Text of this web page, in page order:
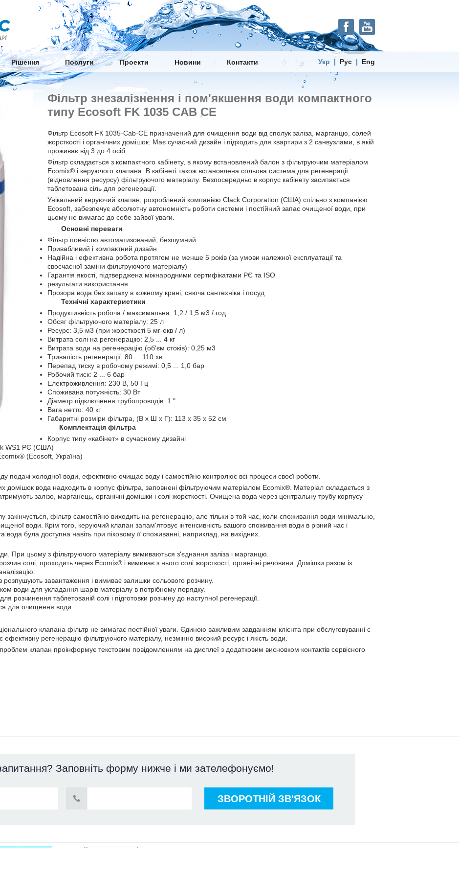
Рішення | Послуги | Проекти Новини Контакти Укр | Рус | Eng
Фільтр знезалізнення і пом'якшення води компактного
типу Ecosoft FK 1035 CAB CE
Фільтр Ecosoft FК 1035-Cab-CE призначений для очищення води від сполук заліза, марганцю, солей
жорсткості і органічних домішок. Має сучасний дизайн і підходить для квартири з 2 санвузлами, в якій
проживає від 3 до 4 осіб.
Фільтр складається з компактного кабінету, в якому встановлений балон з фільтруючим матеріалом
Ecomix® і керуючого клапана. В кабінеті також встановлена ​​сольова система для регенерації
(відновлення ресурсу) фільтруючого матеріалу. Безпосередньо в корпус кабінету засипається
таблетована сіль для регенерації.
Унікальний керуючий клапан, розроблений компанією Clack Corporation (США) спільно з компанією
Ecosoft, забезпечує абсолютну автономність роботи системи і постійний запас очищеної води, при
цьому не вимагає до себе зайвої уваги.
Основні переваги
Фільтр повністю автоматизований, безшумний
Привабливий і компактний дизайн
Надійна і ефективна робота протягом не менше 5 років (за умови належної експлуатації та
своєчасної заміни фільтруючого матеріалу)
Гарантія якості, підтверджена міжнародними сертифікатами РЄ та ISO
результати використання
Прозора вода без запаху в кожному крані, сяюча сантехніка і посуд
Технічні характеристики
Продуктивність робоча / максимальна: 1,2 / 1,5 м3 / год
Обсяг фільтруючого матеріалу: 25 л
Ресурс: 3,5 м3 (при жорсткості 5 мг-екв / л)
Витрата солі на регенерацію: 2,5 ... 4 кг
Витрата води на регенерацію (об'єм стоків): 0,25 м3
Тривалість регенерації: 80 ... 110 хв
Перепад тиску в робочому режимі: 0,5 ... 1,0 бар
Робочий тиск: 2 ... 6 бар
Електроживлення: 230 В, 50 Гц
Споживана потужність: 30 Вт
Діаметр підключення трубопроводів: 1 "
Вага нетто: 40 кг
Габаритні розміри фільтра, (В х Ш х Г): 113 х 35 х 52 см
Комплектація фільтра
Корпус типу «кабінет» в сучасному дизайні
WS1 РЄ (США)
(Ecosoft, Україна)
подачі холодної води, ефективно очищає воду і самостійно контролює всі процеси своєї роботи.
домішок вода надходить в корпус фільтра, заповнені фільтруючим матеріалом Ecomix®. Матеріал складається з
залізо, марганець, органічні домішки і солі жорсткості. Очищена вода через центральну трубу корпусу
закінчується, фільтр самостійно виходить на регенерацію, але тільки в той час, коли споживання води мінімально,
води. Крім того, керуючий клапан запам'ятовує інтенсивність вашого споживання води в різний час і
була доступна навіть при піковому її споживанні, наприклад, на вихідних.
При цьому з фільтруючого матеріалу вимиваються з'єднання заліза і марганцю.
солі, проходить через Ecomix® і вимиває з нього солі жорсткості, органічні речовини. Домішки разом із
завантаження і вимиває залишки сольового розчину.
води для укладання шарів матеріалу в потрібному порядку.
розчинення таблетованій солі і підготовки розчину до наступної регенерації.
для очищення води.
клапана фільтр не вимагає постійної уваги. Єдиною важливим завданням клієнта при обслуговуванні є
ефективну регенерацію фільтруючого матеріалу, незмінно високий ресурс і якість води.
клапан проінформує текстовим повідомленням на дисплеї з додатковим висновком контактів сервісного
Заповніть форму нижче і ми зателефонуємо!